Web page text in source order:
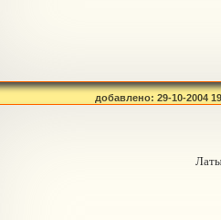
добавлено: 29-10-2004